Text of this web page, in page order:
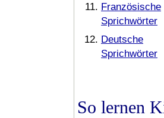
Französische
Sprichwörter
Deutsche
Sprichwörter
So lernen